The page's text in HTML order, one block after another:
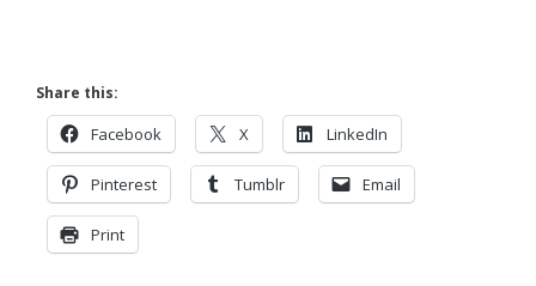
Share this:
Facebook X LinkedIn
Pinterest Tumblr Email
Print